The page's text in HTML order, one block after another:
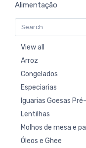
Alimentação
View all
Arroz
Congelados
Especiarias
Iguarias Goesas
Lentilhas
Molhos de mesa e
Óleos e Ghee